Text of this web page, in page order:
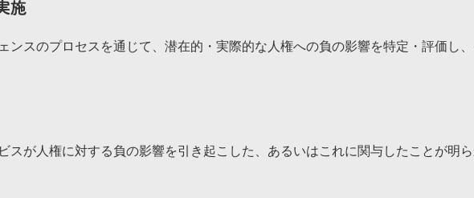
施
ンスのプロセスを通じて、潜在的・実際的な人権への負の影響を特定・評価し
スが人権に対する負の影響を引き起こした、あるいはこれに関与したことが明